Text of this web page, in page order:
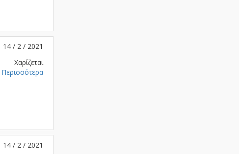
14 / 2 / 2021
Χαρίζεται
Περισσότερα
14 / 2 / 2021